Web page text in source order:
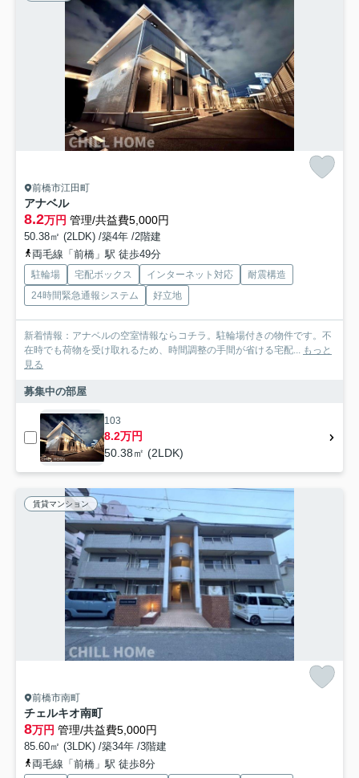
前橋市江田町
アナベル
8.2万円 管理/共益費5,000円
50.38㎡ (2LDK) /築4年 /2階建
両毛線「前橋」駅 徒歩49分
駐輪場 宅配ボックス インターネット対応
耐震構造
24時間緊急通報システム
好立地
新着情報：アナベルの空室情報ならコチラ。駐輪場付きの物件です。不
在時でも荷物を受け取れるため、時間調整の手間が省ける宅配... もっと
見る
募集中の部屋
103
8.2万円
50.38㎡ (2LDK)
賃貸マンション
前橋市南町
チェルキオ南町
8万円 管理/共益費5,000円
85.60㎡ (3LDK) /築34年 /3階建
両毛線「前橋」駅 徒歩8分